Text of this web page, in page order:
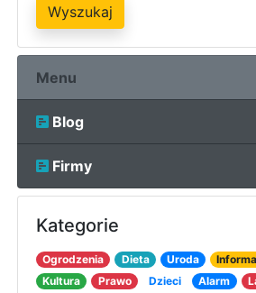
Wyszukaj
Menu
Blog
Firmy
Kategorie
Ogrodzenia Dieta Uroda
Kultura
Prawo Dzieci Alarm